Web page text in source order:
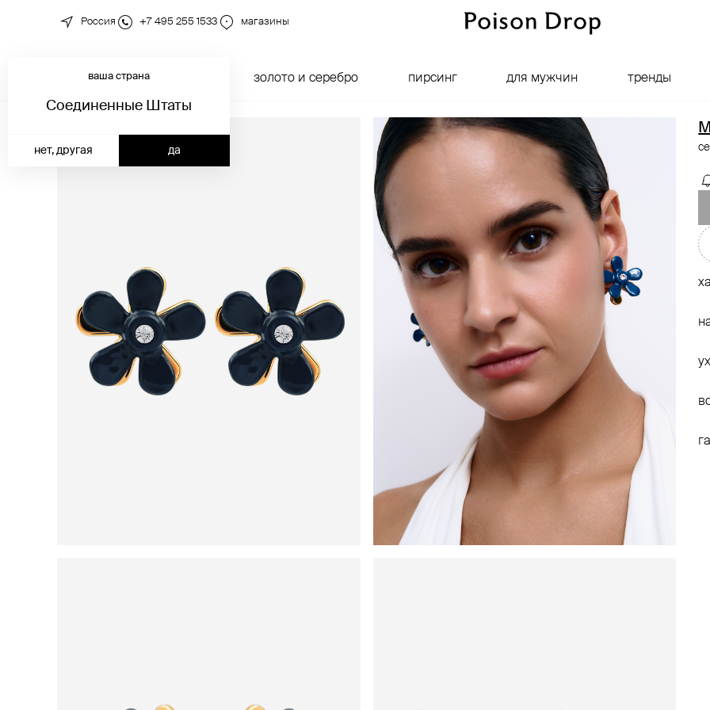
Россия +7 495 255 1533 магазины
новинки золото и серебро пирсинг для мужчин тренды
ваша страна
Соединенные Штаты
да
нет, другая